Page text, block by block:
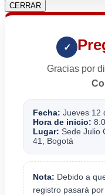
CERRAR
✓
Gracias por
Fecha: Jueves 12
Hora de inicio:
Lugar: Sede Julio
41, Bogotá
Nota: Debido a
registro pasará